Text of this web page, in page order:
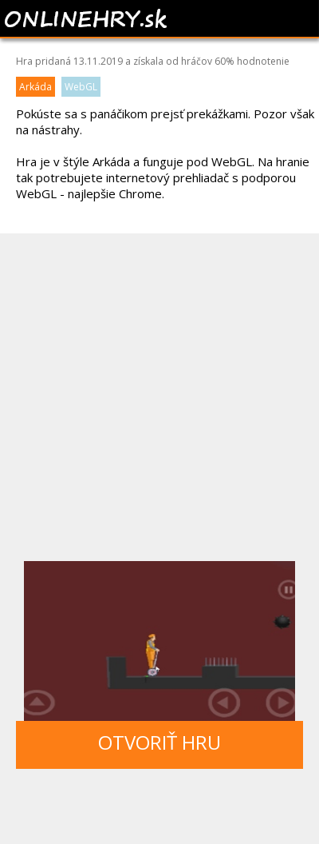
HAPPY FUN RIDER
Hra pridaná 13.11.2019 a získala od hráčov 60% hodnotenie
Arkáda
WebGL
Pokúste sa s panáčikom prejsť prekážkami. Pozor však
na nástrahy.
Hra je v štýle Arkáda a funguje pod WebGL. Na hranie
tak potrebujete internetový prehliadač s podporou
WebGL - najlepšie Chrome.
OTVORIŤ HRU